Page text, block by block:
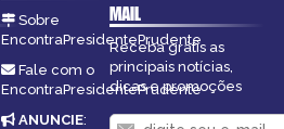
Sobre
EncontraPresidentePrudente
Fale com o
EncontraPresidentePrudente
ANUNCIE:
MAIL
Receba grátis as
principais notícias,
dicas e promoções